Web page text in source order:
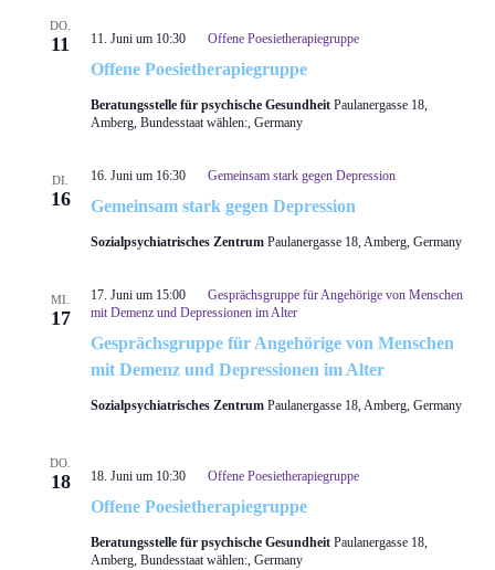
DO.
11
Offene Poesietherapiegruppe
11. Juni um 10:30 Offene Poesietherapiegruppe
Beratungsstelle für psychische Gesundheit Paulanergasse 18,
Amberg, Bundesstaat wählen:, Germany
DI.
16 Gemeinsam stark gegen Depression
16. Juni um 16:30 Gemeinsam stark gegen Depression
Sozialpsychiatrisches Zentrum Paulanergasse 18, Amberg, Germany
MI.
17
Gesprächsgruppe für Angehörige von Menschen
mit Demenz und Depressionen im Alter
17. Juni um 15:00
Gesprächsgruppe für Angehörige von Menschen
mit Demenz und Depressionen im Alter
Sozialpsychiatrisches Zentrum Paulanergasse 18, Amberg, Germany
DO.
18
Offene Poesietherapiegruppe
18. Juni um 10:30 Offene Poesietherapiegruppe
Beratungsstelle für psychische Gesundheit Paulanergasse 18,
Amberg, Bundesstaat wählen:, Germany